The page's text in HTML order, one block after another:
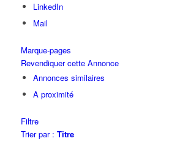
LinkedIn
Mail
Marque-pages
Revendiquer cette Annonce
Annonces similaires
A proximité
Filtre
Trier par : Titre